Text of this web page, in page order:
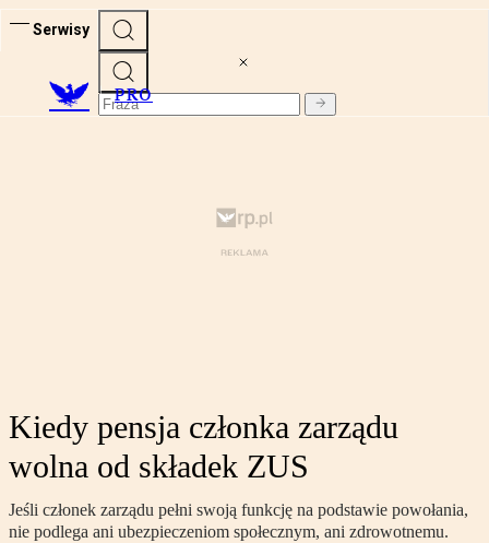
Serwisy
PRO
Kiedy pensja członka zarządu
wolna od składek ZUS
Jeśli członek zarządu pełni swoją funkcję na podstawie powołania,
nie podlega ani ubezpieczeniom społecznym, ani zdrowotnemu.